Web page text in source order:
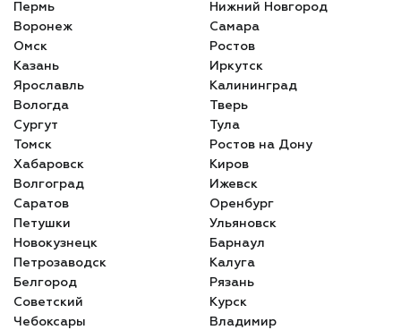
Пермь
Нижний Новгород
Воронеж
Самара
Омск
Ростов
Казань
Иркутск
Ярославль
Калининград
Вологда
Тверь
Сургут
Тула
Томск
Ростов на Дону
Хабаровск
Киров
Волгоград
Ижевск
Саратов
Оренбург
Петушки
Ульяновск
Новокузнецк
Барнаул
Петрозаводск
Калуга
Белгород
Рязань
Советский
Курск
Чебоксары
Владимир